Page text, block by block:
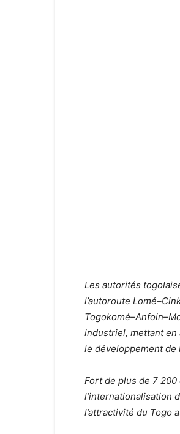
Les autorités
l’autoroute
industriel, mettant en
le développement de
Fort de plus de 7
l’internationalisation
l’attractivité du Togo